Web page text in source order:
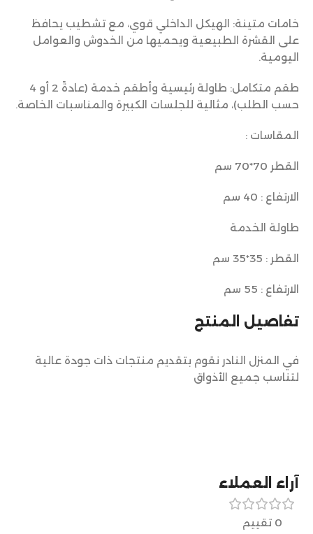
تفاصيل المنتج
في المنزل النادر نقوم بتقديم منتجات ذات جودة عالية
لتناسب جميع الأذواق
خامات متينة: الهيكل الداخلي قوي، مع تشطيب يحافظ
على القشرة الطبيعية ويحميها من الخدوش والعوامل
اليومية.
طقم متكامل: طاولة رئيسية وأطقم خدمة (عادةً 2 أو 4
حسب الطلب)، مثالية للجلسات الكبيرة والمناسبات الخاصة.
المقاسات :
القطر 70*70 سم
الارتفاع : 40 سم
طاولة الخدمة
القطر : 35*35 سم
الارتفاع : 55 سم
آراء العملاء
0 تقييم